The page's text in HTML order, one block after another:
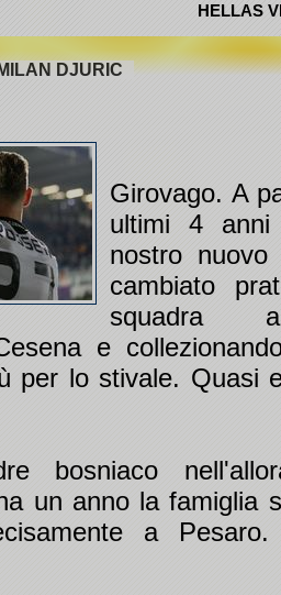
HELLAS
DJURIC
Girovago. A
ultimi 4
nostro
cambiato
squadra
e
per lo stivale. Quasi
bosniaco
un anno la famiglia
a